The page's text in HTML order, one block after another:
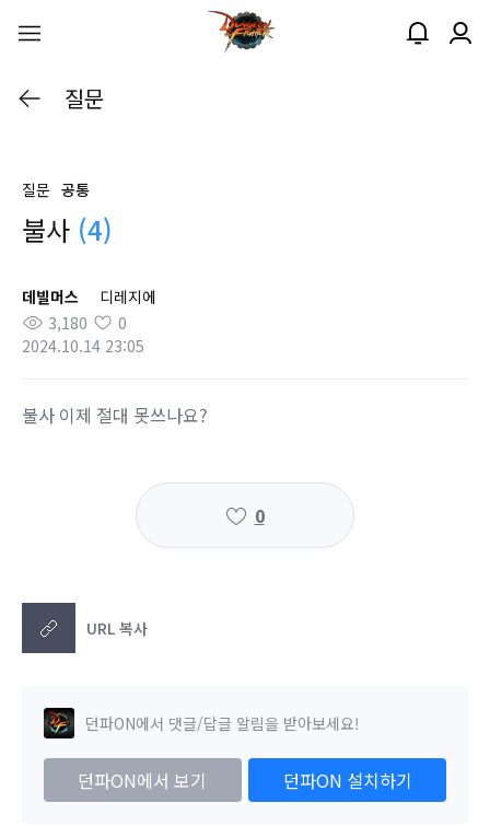
질문
질문 공통
불사 (4)
데빌머스
디레지에
3,180
0
2024.10.14 23:05
불사 이제 절대 못쓰나요?
0
URL 복사
던파ON에서 댓글/답글 알림을 받아보세요!
던파ON에서 보기 던파ON 설치하기